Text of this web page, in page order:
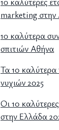
marketing
10 καλύτερα
σπιτιών Αθήνα
Τα 10 καλύτερα
νυχιών 2025
Οι 10 καλύτερες
στην Ελλάδα